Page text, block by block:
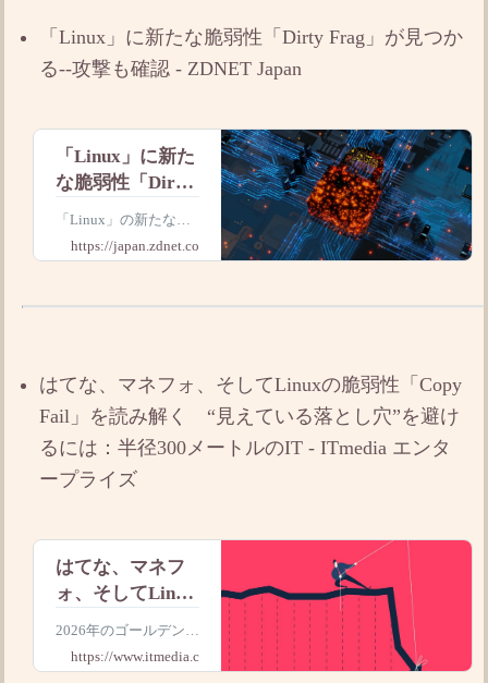
した開発環境で
は認証情報流出
ました。Tan
「Linux」に新たな脆弱性「Dirty Frag」が見つか
る--攻撃も確認 - ZDNET Japan
「Linux」に新た
な脆弱性「Dirty
Frag」が見つか
る--攻撃も確認
「Linux」の新たな脆
弱性「Dirty Frag」に
関する情報が公開され
在も確認済みだとい
https://japan.zdnet.com
はてな、マネフォ、そしてLinuxの脆弱性「Copy
Fail」を読み解く “見えている落とし穴”を避け
るには：半径300メートルのIT - ITmedia エンタ
ープライズ
はてな、マネフ
ォ、そしてLinux
の脆弱性「Copy
く “見えている
2026年のゴールデンウ
イーク前後に発生した
「はてな」の巨額詐欺
https://www.itmedia.co.jp